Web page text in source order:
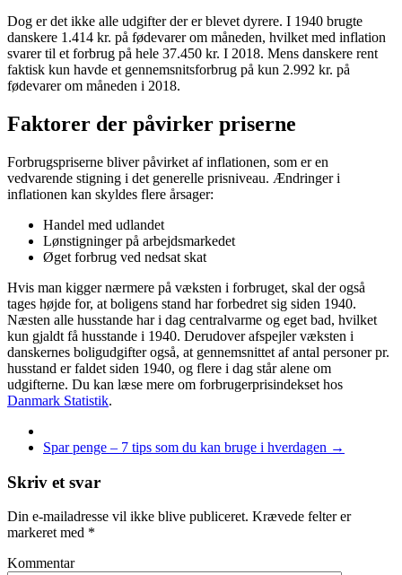
Dog er det ikke alle udgifter der er blevet dyrere. I 1940 brugte
danskere 1.414 kr. på fødevarer om måneden, hvilket med inflation
svarer til et forbrug på hele 37.450 kr. I 2018. Mens danskere rent
faktisk kun havde et gennemsnitsforbrug på kun 2.992 kr. på
fødevarer om måneden i 2018.
Faktorer der påvirker priserne
Forbrugspriserne bliver påvirket af inflationen, som er en
vedvarende stigning i det generelle prisniveau. Ændringer i
inflationen kan skyldes flere årsager:
Handel med udlandet
Lønstigninger på arbejdsmarkedet
Øget forbrug ved nedsat skat
Hvis man kigger nærmere på væksten i forbruget, skal der også
tages højde for, at boligens stand har forbedret sig siden 1940.
Næsten alle husstande har i dag centralvarme og eget bad, hvilket
kun gjaldt få husstande i 1940. Derudover afspejler væksten i
danskernes boligudgifter også, at gennemsnittet af antal personer pr.
husstand er faldet siden 1940, og flere i dag står alene om
udgifterne. Du kan læse mere om forbrugerprisindekset hos
Danmark Statistik.
Spar penge – 7 tips som du kan bruge i hverdagen →
Skriv et svar
Din e-mailadresse vil ikke blive publiceret. Krævede felter er
markeret med *
Kommentar